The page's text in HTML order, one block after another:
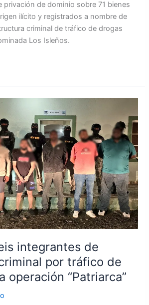
privación de dominio sobre 71 bienes
ilícito y registrados a nombre de
criminal de tráfico de drogas
Los Isleños.
integrantes de
por tráfico de
operación “Patriarca”